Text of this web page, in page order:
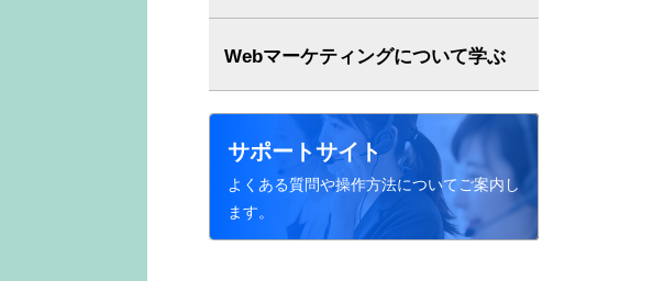
Webマーケティングについて学ぶ
サポートサイト
よくある質問や操作方法についてご案内し
ます。